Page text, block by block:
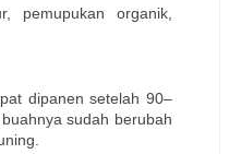
pemupukan organik,
dipanen setelah 90–
sudah berubah